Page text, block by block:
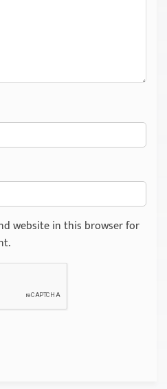
website in this browser for